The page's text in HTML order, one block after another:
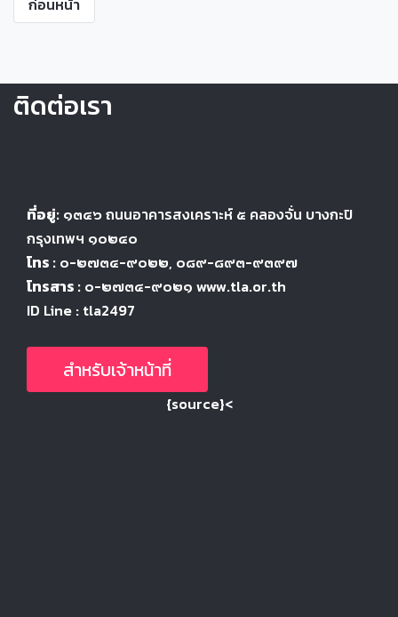
ก่อนหน้า
ติดต่อเรา
ที่อยู่: ๑๓๔๖ ถนนอาคารสงเคราะห์ ๕ คลองจั่น บางกะปิ
กรุงเทพฯ ๑๐๒๔๐
โทร : ๐-๒๗๓๔-๙๐๒๒, ๐๘๙-๘๙๓-๙๓๙๗
โทรสาร : ๐-๒๗๓๔-๙๐๒๑ www.tla.or.th
ID Line : tla2497
สำหรับเจ้าหน้าที่
{source}<